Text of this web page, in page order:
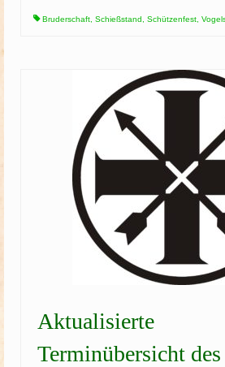
Bruderschaft Schießstand Schützenfest
Aktualisierte
Terminübersicht des